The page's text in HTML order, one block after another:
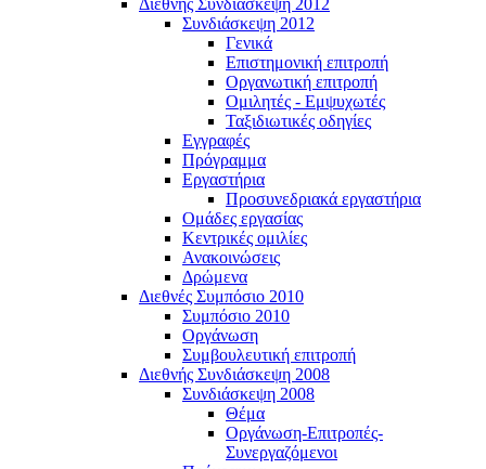
Διεθνής Συνδιάσκεψη 2012
Συνδιάσκεψη 2012
Γενικά
Επιστημονική επιτροπή
Οργανωτική επιτροπή
Ομιλητές - Εμψυχωτές
Ταξιδιωτικές οδηγίες
Εγγραφές
Πρόγραμμα
Εργαστήρια
Προσυνεδριακά εργαστήρια
Ομάδες εργασίας
Κεντρικές ομιλίες
Ανακοινώσεις
Δρώμενα
Διεθνές Συμπόσιο 2010
Συμπόσιο 2010
Οργάνωση
Συμβουλευτική επιτροπή
Διεθνής Συνδιάσκεψη 2008
Συνδιάσκεψη 2008
Θέμα
Οργάνωση-Επιτροπές-
Συνεργαζόμενοι